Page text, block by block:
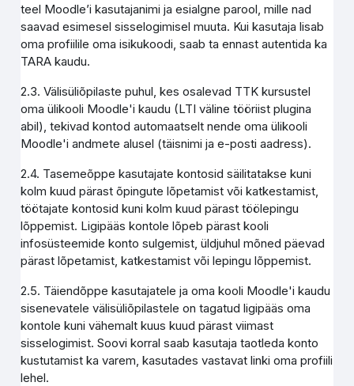
teel Moodle’i kasutajanimi ja esialgne parool, mille nad
saavad esimesel sisselogimisel muuta. Kui kasutaja lisab
oma profiilile oma isikukoodi, saab ta ennast autentida ka
TARA kaudu.
2.3. Välisüliõpilaste puhul, kes osalevad TTK kursustel
oma ülikooli Moodle'i kaudu (LTI väline tööriist plugina
abil), tekivad kontod automaatselt nende oma ülikooli
Moodle'i andmete alusel (täisnimi ja e-posti aadress).
2.4. Tasemeõppe kasutajate kontosid säilitatakse kuni
kolm kuud pärast õpingute lõpetamist või katkestamist,
töötajate kontosid kuni kolm kuud pärast töölepingu
lõppemist. Ligipääs kontole lõpeb pärast kooli
infosüsteemide konto sulgemist, üldjuhul mõned päevad
pärast lõpetamist, katkestamist või lepingu lõppemist.
2.5. Täiendõppe kasutajatele ja oma kooli Moodle'i kaudu
sisenevatele välisüliõpilastele on tagatud ligipääs oma
kontole kuni vähemalt kuus kuud pärast viimast
sisselogimist. Soovi korral saab kasutaja taotleda konto
kustutamist ka varem, kasutades vastavat linki oma profiili
lehel.